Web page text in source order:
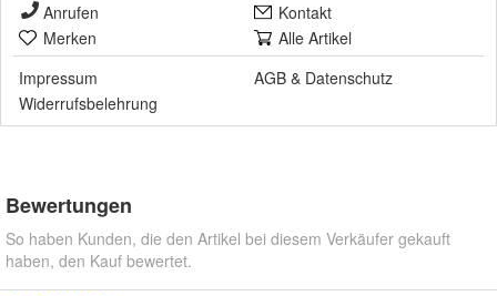
Anrufen
Kontakt
Merken
Alle Artikel
Impressum
AGB & Datenschutz
Widerrufsbelehrung
Bewertungen
So haben Kunden, die den Artikel bei diesem Verkäufer gekauft
haben, den Kauf bewertet.